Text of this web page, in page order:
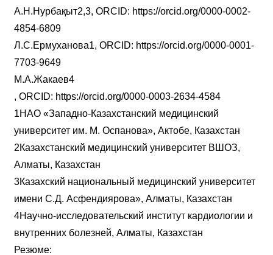
А.Н.Нурбақыт2,3, ORCID: https://orcid.org/0000-0002-
4854-6809
Л.С.Ермуханова1, ORCID: https://orcid.org/0000-0001-
7703-9649
М.А.Жакаев4
, ORCID: https://orcid.org/0000-0003-2634-4584
1НАО «Западно-Казахстанский медицинский
университет им. М. Оспанова», Актобе, Казахстан
2Казахстанский медицинский университет ВШОЗ,
Алматы, Казахстан
3Казахский национальный медицинский университет
имени С.Д. Асфендиярова», Алматы, Казахстан
4Научно-исследовательский институт кардиологии и
внутренних болезней, Алматы, Казахстан
Резюме: